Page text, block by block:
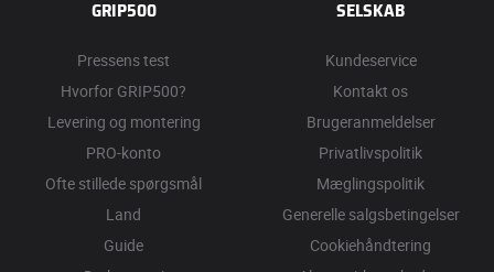
GRIP500
Pressens test
Hvorfor GRIP500?
Levering og montering
PRO-konto
Ofte stillede spørgsmål
Land
Guide
SELSKAB
Kundeservice
Kontakt os
Brugeranmeldelser
Privatlivspolitik
Mæglingspolitik
Generelle salgsbetingelser
Cookiehåndtering